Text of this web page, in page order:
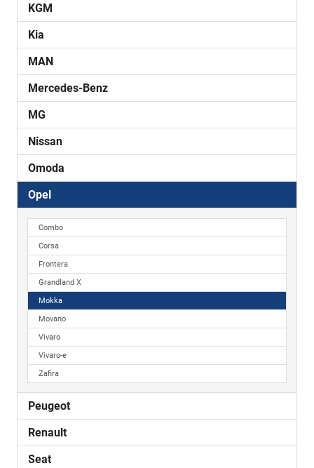
KGM
Kia
MAN
Mercedes-Benz
MG
Nissan
Omoda
Opel
Combo
Corsa
Frontera
Grandland X
Mokka
Movano
Vivaro
Vivaro-e
Zafira
Peugeot
Renault
Seat